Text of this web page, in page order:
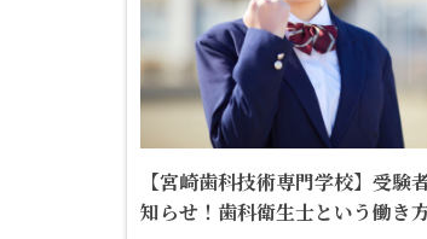
【宮崎歯科技術専門学校】受験
知らせ！歯科衛生士という働き